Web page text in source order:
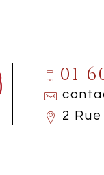
01
2